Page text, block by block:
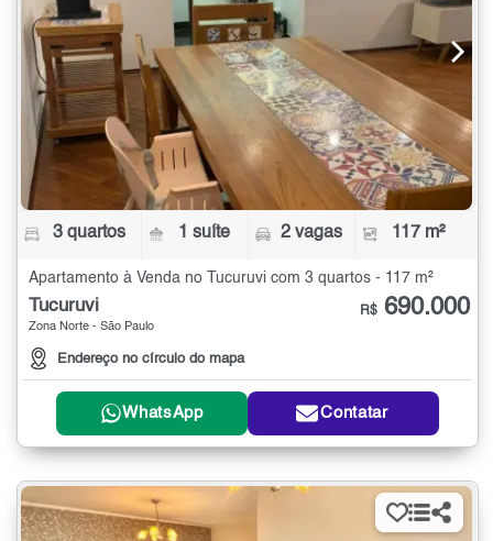
3 quartos 1 suíte 2 vagas 117 m²
Apartamento à Venda no Tucuruvi com 3 quartos - 117 m²
Tucuruvi
Zona Norte - São Paulo
Endereço no círculo do mapa
R$ 690.000
WhatsApp Contatar